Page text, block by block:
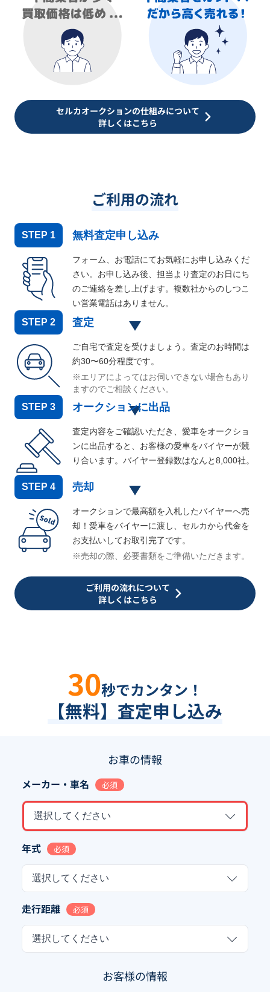
セルカオークションの仕組みについて
詳しくはこちら
ご利用の流れ
STEP 1 無料査定申し込み
フォーム、お電話にてお気軽にお申し込みくだ
さい。お申し込み後、担当より査定のお日にち
のご連絡を差し上げます。複数社からのしつこ
い営業電話はありません。
STEP 2 査定
ご自宅で査定を受けましょう。査定のお時間は
約30〜60分程度です。
※エリアによってはお伺いできない場合もあり
ますのでご相談ください。
STEP 3 オークションに出品
査定内容をご確認いただき、愛車をオークショ
ンに出品すると、お客様の愛車をバイヤーが競
り合います。バイヤー登録数はなんと8,000社。
STEP 4 売却
オークションで最高額を入札したバイヤーへ売
却！愛車をバイヤーに渡し、セルカから代金を
お支払いしてお取引完了です。
※売却の際、必要書類をご準備いただきます。
ご利用の流れについて
詳しくはこちら
30秒でカンタン！
【無料】査定申し込み
お車の情報
メーカー・車名 必須
選択してください
年式 必須
選択してください
走行距離 必須
選択してください
お客様の情報